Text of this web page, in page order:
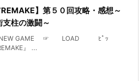
】第５０回攻略・感想～
支柱の激闘～
GAME ☞ LOAD ﾋﾟｯ
』 ...